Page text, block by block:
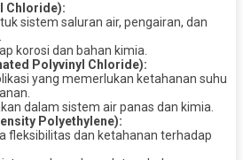
Chloride):
sistem saluran air, pengairan, dan
korosi dan bahan kimia.
Polyvinyl Chloride):
yang memerlukan ketahanan suhu
dalam sistem air panas dan kimia.
Polyethylene):
fleksibilitas dan ketahanan terhadap